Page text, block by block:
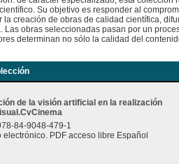
Su objetivo es responder al
la creación de obras de calidad científica,
Las obras seleccionadas pasan por un
determinan no sólo la calidad del
de la visión artificial en la realización
84-9048-479-1
electrónico. PDF acceso libre Español